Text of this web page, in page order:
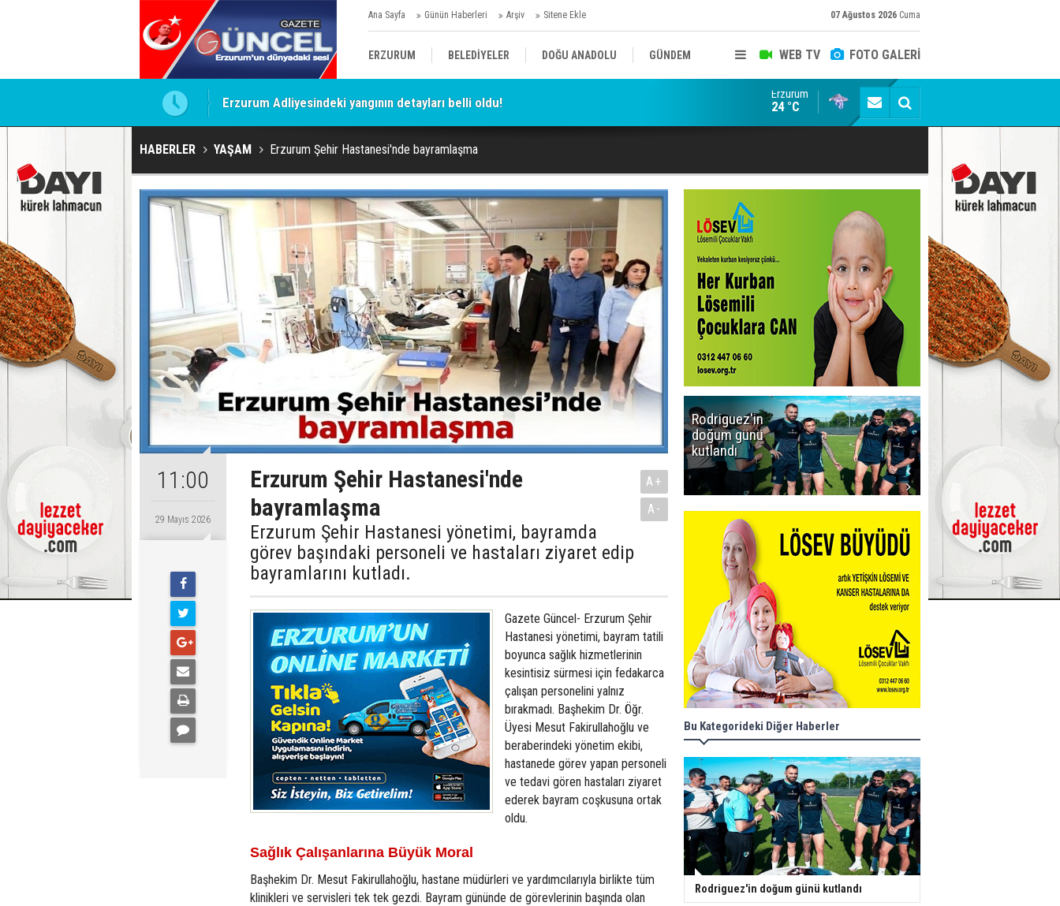
Ana Sayfa Günün Haberleri Arşiv Sitene Ekle 07 Ağustos 2026 Cuma
WEB TV FOTO GALERİ
ERZURUM BELEDİYELER DOĞU ANADOLU GÜNDEM
SİYASET AFAD/ SAVAŞ
KÜLTÜR/SANAT//MAĞAZİN
Erzurum Adliyesindeki yangının detayları belli oldu! Rodriguez'in doğum günü kutlandı
Erzurum
24 °C
HABERLER YAŞAM Erzurum Şehir Hastanesi'nde bayramlaşma
11:00
29 Mayıs 2026
Erzurum Şehir Hastanesi'nde
bayramlaşma
Erzurum Şehir Hastanesi yönetimi, bayramda
görev başındaki personeli ve hastaları ziyaret edip
bayramlarını kutladı.
A+
A-
Gazete Güncel- Erzurum Şehir
Hastanesi yönetimi, bayram tatili
boyunca sağlık hizmetlerinin
kesintisiz sürmesi için fedakarca
çalışan personelini yalnız
bırakmadı. Başhekim Dr. Öğr.
Üyesi Mesut Fakirullahoğlu ve
beraberindeki yönetim ekibi,
hastanede görev yapan personeli
ve tedavi gören hastaları ziyaret
ederek bayram coşkusuna ortak
oldu.
Sağlık Çalışanlarına Büyük Moral
Başhekim Dr. Mesut Fakirullahoğlu, hastane müdürleri ve yardımcılarıyla birlikte tüm
klinikleri ve servisleri tek tek gezdi. Bayram gününde de görevlerinin başında olan
Rodriguez'in
doğum günü
kutlandı
ret! Böyle
biteceğini
kimse tahmin
edemezdi
Bu Kategorideki Diğer Haberler
Rodriguez'in doğum günü kutlandı